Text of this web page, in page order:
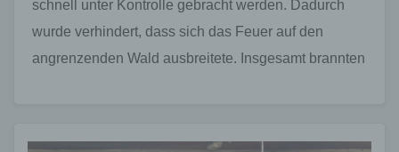
schnell unter Kontrolle gebracht werden. Dadurch
wurde verhindert, dass sich das Feuer auf den
angrenzenden Wald ausbreitete. Insgesamt brannten